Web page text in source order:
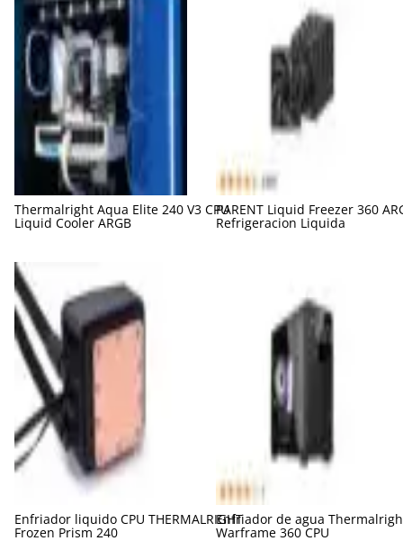
Thermalright Aqua Elite 240 V3 CPU
Liquid Cooler ARGB
PARENT Liquid Freezer 360
Refrigeracion Liquida
Enfriador liquido CPU THERMALRIGHT
Frozen Prism 240
Enfriador de agua
Warframe 360 CPU